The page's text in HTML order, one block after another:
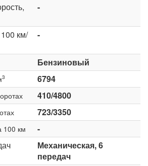
-
км/
-
Бензиновый
3
6794
410/4800
723/3350
100 км
-
Механическая, 6
передач